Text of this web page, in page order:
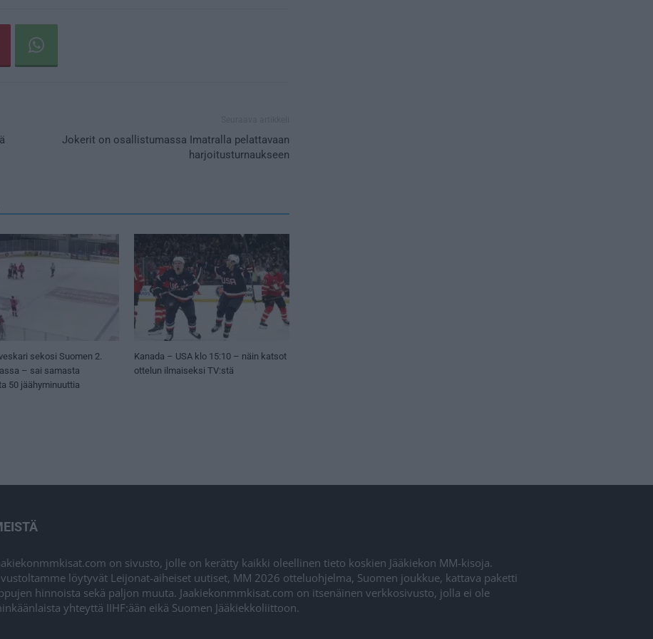
Jokerit on osallistumassa Imatralla pelattavaan
harjoitusturnaukseen
sekosi Suomen 2.
– sai samasta
50 jäähyminuuttia
Kanada – USA klo 15:10 – näin katsot
ottelun ilmaiseksi TV:stä
on sivusto, jolle on kerätty kaikki oleellinen tieto koskien Jääkiekon MM-kisoja.
löytyvät Leijonat-aiheiset uutiset, MM 2026 otteluohjelma, Suomen joukkue, kattava paketti
hinnoista sekä paljon muuta. Jaakiekonmmkisat.com on itsenäinen verkkosivusto, jolla ei ole
yhteyttä IIHF:ään eikä Suomen Jääkiekkoliittoon.